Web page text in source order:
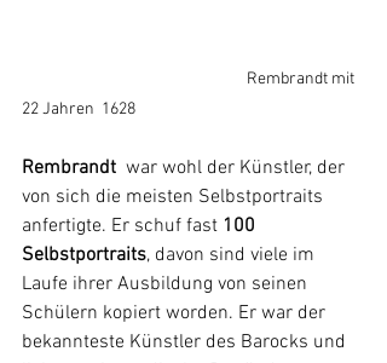
  Rembrandt mit
22 Jahren  1628
Rembrandt war wohl der Künstler, der
von sich die meisten Selbstportraits
anfertigte. Er schuf fast 100
Selbstportraits, davon sind viele im
Laufe ihrer Ausbildung von seinen
Schülern kopiert worden. Er war der
bekannteste Künstler des Barocks und